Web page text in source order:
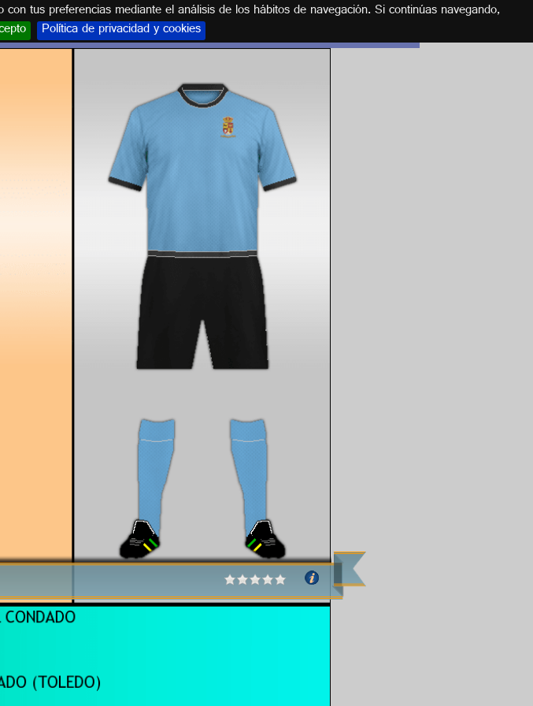
tus preferencias mediante el análisis de los hábitos de navegación. Si continúas navegando,
Política de privacidad y cookies
CEDILLO DEL CONDADO